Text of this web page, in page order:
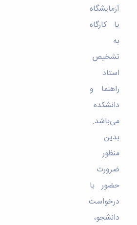
آزمایشگاه
یا کارگاه
به
تشخیص
استاد
راهنما و
دانشکده
می‌باشد.
بدین
منظور
ضرورت
حضور با
درخواست
دانشجو،